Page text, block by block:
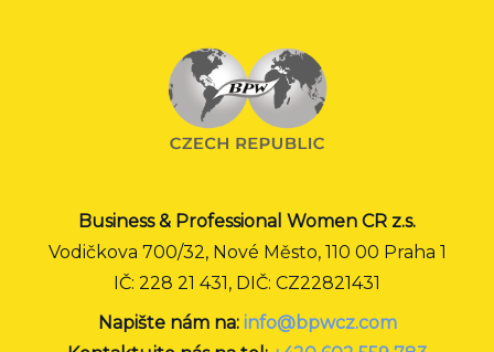
Business & Professional Women CR z.s.
Vodičkova 700/32, Nové Město, 110 00 Praha 1
IČ: 228 21 431, DIČ: CZ22821431
Napište nám na: info@bpwcz.com